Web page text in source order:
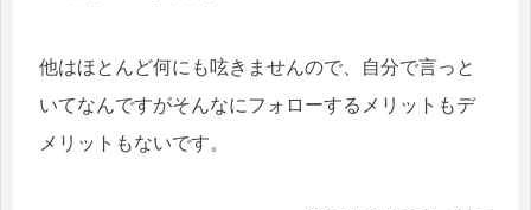
2025/1/25
【松型駆逐艦 樫】 を更新しま
した。
2025/1/11
他はほとんど何にも呟きませんので、自分で言っと
いてなんですがそんなにフォローするメリットもデ
メリットもないです。